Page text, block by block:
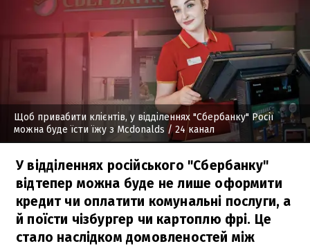
Щоб привабити клієнтів, у відділеннях "Сбербанку" Росії
можна буде їсти їжу з Mcdonalds / 24 канал
У відділеннях російського "Сбербанку"
відтепер можна буде не лише оформити
кредит чи оплатити комунальні послуги, а
й поїсти чізбургер чи картоплю фрі. Це
стало наслідком домовленостей між